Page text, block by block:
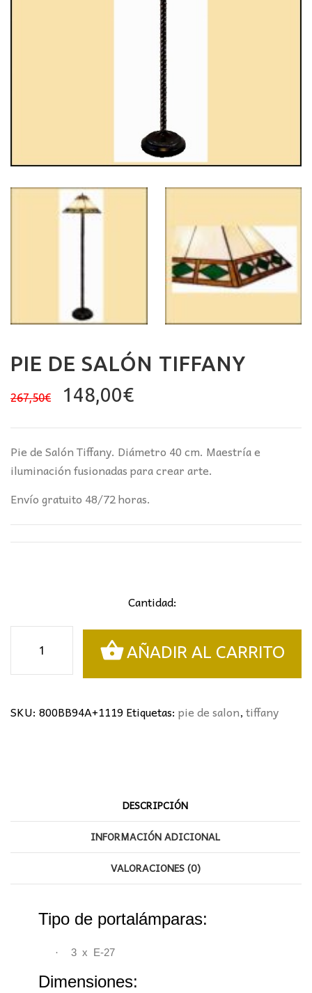
PIE DE SALÓN TIFFANY
267,50€
El
original
era:
267,50€.
148,00€El
actual
es:
148,00€.
Pie de Salón Tiffany. Diámetro 40 cm. Maestría e
iluminación fusionadas para crear arte.
Envío gratuito 48/72 horas.
Cantidad:
salón
cantidad
AÑADIR AL CARRITO
SKU: 800BB94A+1119 Etiquetas: pie de salon,tiffany
DESCRIPCIÓN
INFORMACIÓN ADICIONAL
VALORACIONES (0)
Tipo de portalámparas:
· 3 x E-27
Dimensiones: